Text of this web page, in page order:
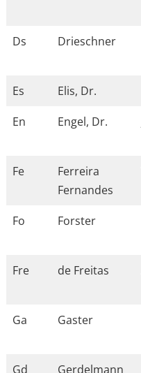
Ds
Drieschner
Es
Elis, Dr.
En
Engel, Dr.
Fe
Ferreira
Fernandes
Fo
Forster
Fre
de Freitas
Ga
Gaster
Gd
Gerdelmann